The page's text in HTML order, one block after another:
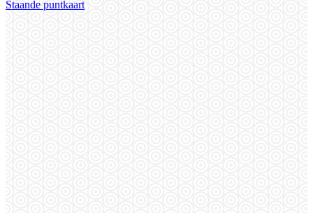
Staande puntkaart